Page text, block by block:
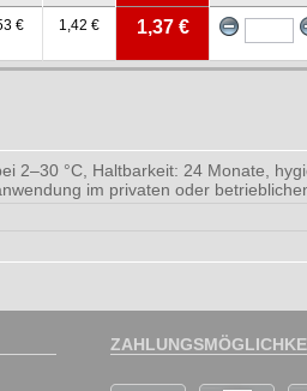
€ 1,42 € 1,37 €
2–30 °C, Haltbarkeit: 24 Monate,
im privaten oder